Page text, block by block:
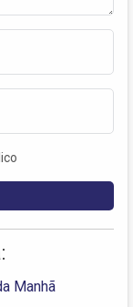
Manhã